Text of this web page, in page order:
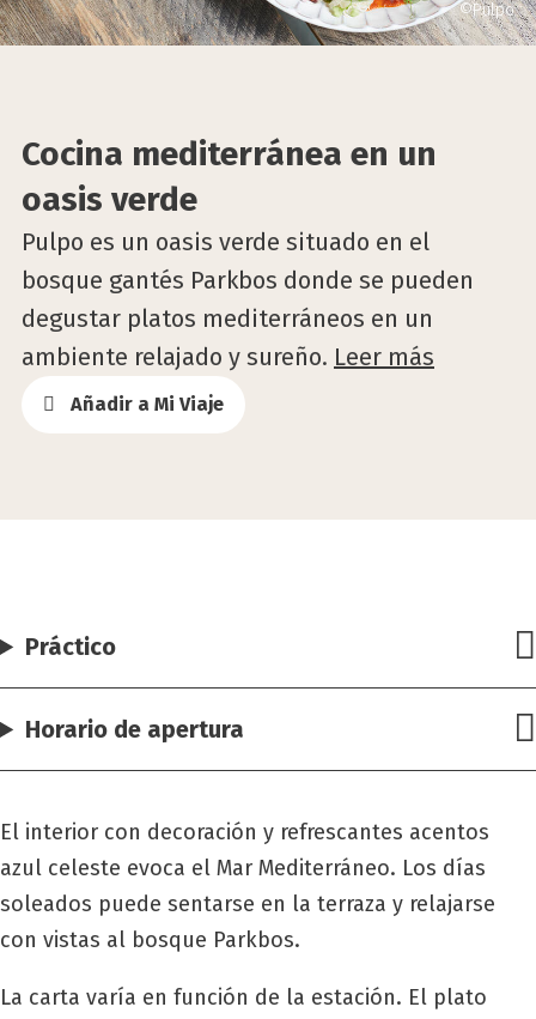
©Pulpo
Cocina mediterránea en un
oasis verde
Pulpo es un oasis verde situado en el
bosque gantés Parkbos donde se pueden
degustar platos mediterráneos en un
ambiente relajado y sureño. Leer más
Añadir a Mi Viaje
Práctico
Horario de apertura
El interior con decoración y refrescantes acentos
azul celeste evoca el Mar Mediterráneo. Los días
soleados puede sentarse en la terraza y relajarse
con vistas al bosque Parkbos.
La carta varía en función de la estación. El plato